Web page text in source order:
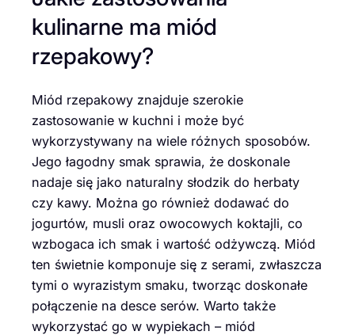
kulinarne ma miód
rzepakowy?
Miód rzepakowy znajduje szerokie
zastosowanie w kuchni i może być
wykorzystywany na wiele różnych sposobów.
Jego łagodny smak sprawia, że doskonale
nadaje się jako naturalny słodzik do herbaty
czy kawy. Można go również dodawać do
jogurtów, musli oraz owocowych koktajli, co
wzbogaca ich smak i wartość odżywczą. Miód
ten świetnie komponuje się z serami, zwłaszcza
tymi o wyrazistym smaku, tworząc doskonałe
połączenie na desce serów. Warto także
wykorzystać go w wypiekach – miód